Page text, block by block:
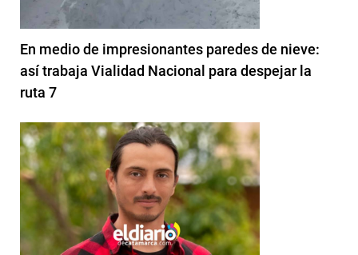
En medio de impresionantes paredes de nieve:
así trabaja Vialidad Nacional para despejar la
ruta 7